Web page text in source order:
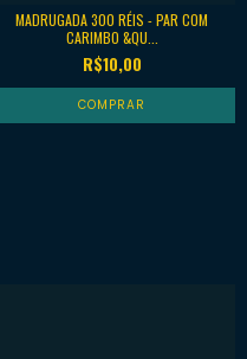
MADRUGADA 300 RÉIS - PAR COM
CARIMBO &QU...
R$10,00